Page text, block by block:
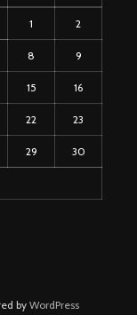
1 2
8 9
15 16
22 23
29 30
byWordPress